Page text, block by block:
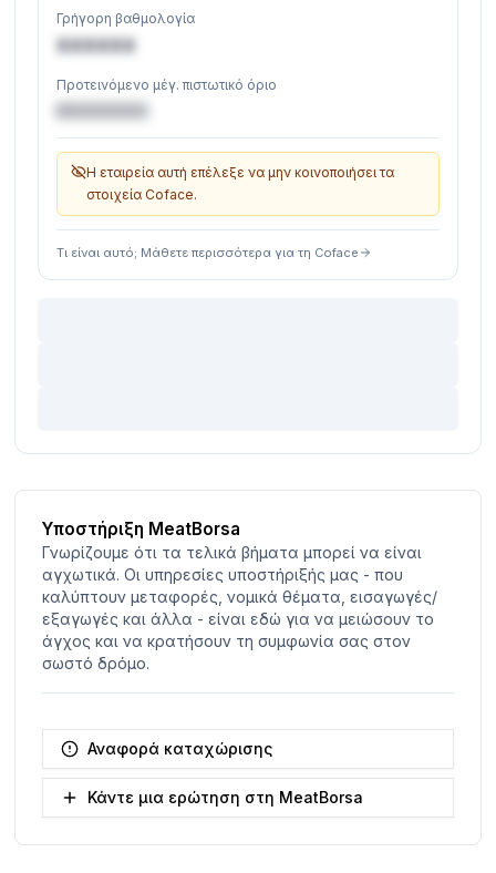
Γρήγορη βαθμολογία
XXXXXX
Προτεινόμενο μέγ. πιστωτικό όριο
Η εταιρεία αυτή επέλεξε να μην κοινοποιήσει τα
στοιχεία Coface.
Τι είναι αυτό; Μάθετε περισσότερα για τη Coface
Υποστήριξη MeatBorsa
Γνωρίζουμε ότι τα τελικά βήματα μπορεί να είναι
αγχωτικά. Οι υπηρεσίες υποστήριξής μας - που
καλύπτουν μεταφορές, νομικά θέματα, εισαγωγές/
εξαγωγές και άλλα - είναι εδώ για να μειώσουν το
άγχος και να κρατήσουν τη συμφωνία σας στον
σωστό δρόμο.
Αναφορά καταχώρισης
Κάντε μια ερώτηση στη MeatBorsa